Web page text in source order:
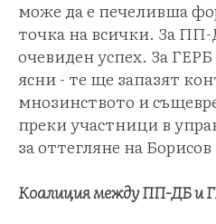
може да е печеливша
точка на всички. За
очевиден успех. За
ясни - те ще запазят
мнозинството и
преки участници в
за оттегляне на
Коалиция между ПП-ДБ и